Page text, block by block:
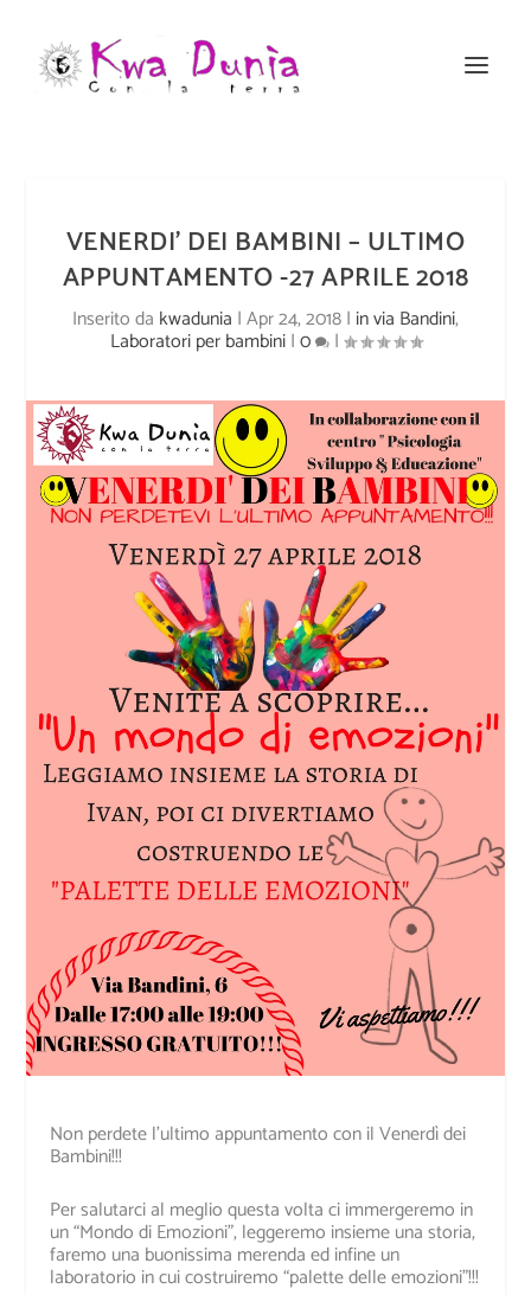
VENERDI’ DEI BAMBINI – ULTIMO
APPUNTAMENTO -27 APRILE 2018
Inserito da kwadunia |Apr 24, 2018| in via Bandini,
Laboratori per bambini|0 |
Non perdete l’ultimo appuntamento con il Venerdì dei
Bambini!!!
Per salutarci al meglio questa volta ci immergeremo in
un “Mondo di Emozioni”, leggeremo insieme una storia,
faremo una buonissima merenda ed infine un
laboratorio in cui costruiremo “palette delle emozioni”!!!